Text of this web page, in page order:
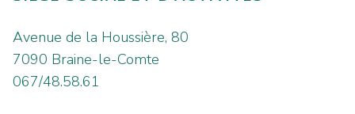
Avenue de la Houssière, 80
7090 Braine-le-Comte
067/48.58.61